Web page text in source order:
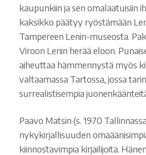
kaupunkiin ja sen omalaatuisiin
kaksikko päätyy ryöstämään
Tampereen Lenin-museosta.
Viroon Lenin herää eloon.
aiheuttaa hämmennystä myös
valtaamassa Tartossa, jossa
surrealistisempia
Paavo Matsin (s. 1970
nykykirjallisuuden
kiinnostavimpia kirjailijoita.